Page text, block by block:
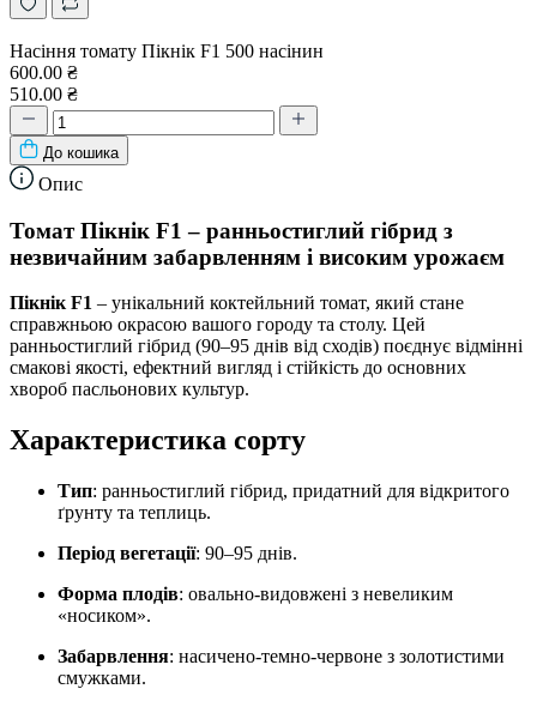
Насіння томату Пікнік F1 500 насінин
600.00 ₴
510.00 ₴
До кошика
Опис
Томат Пікнік F1 – ранньостиглий гібрид з
незвичайним забарвленням і високим урожаєм
Пікнік F1 – унікальний коктейльний томат, який стане
справжньою окрасою вашого городу та столу. Цей
ранньостиглий гібрид (90–95 днів від сходів) поєднує відмінні
смакові якості, ефектний вигляд і стійкість до основних
хвороб пасльонових культур.
Характеристика сорту
Тип: ранньостиглий гібрид, придатний для відкритого
ґрунту та теплиць.
Період вегетації: 90–95 днів.
Форма плодів: овально-видовжені з невеликим
«носиком».
Забарвлення: насичено-темно-червоне з золотистими
смужками.